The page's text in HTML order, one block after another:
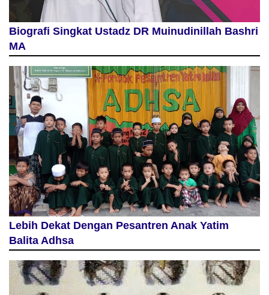
Biografi Singkat Ustadz DR Muinudinillah Bashri
MA
Lebih Dekat Dengan Pesantren Anak Yatim
Balita Adhsa